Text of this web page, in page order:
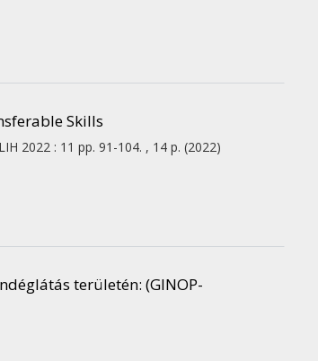
Skills
2022 : 11 pp. 91-104. , 14 p. (2022)
területén: (GINOP-